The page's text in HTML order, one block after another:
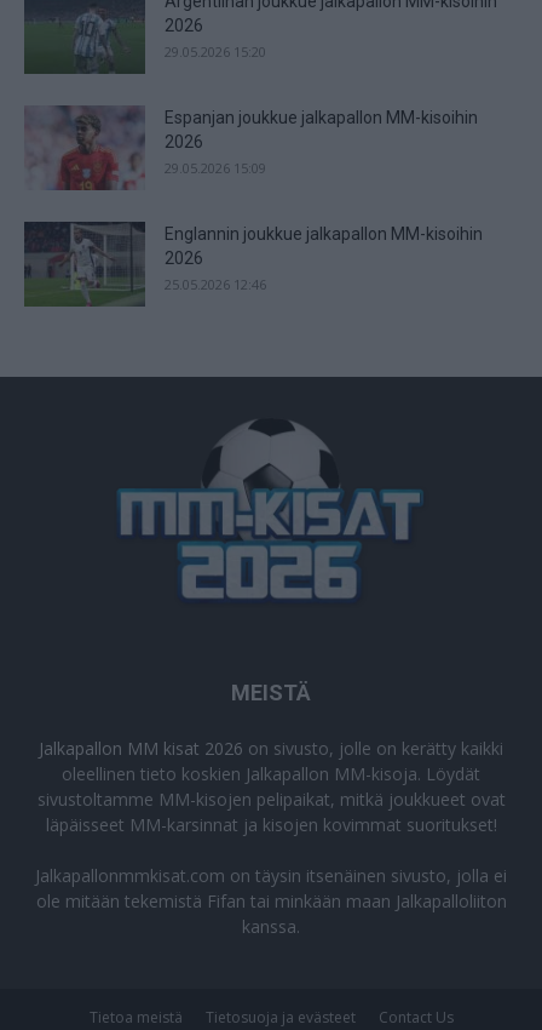
2026
29.05.2026 15:20
Espanjan joukkue jalkapallon MM-kisoihin
2026
29.05.2026 15:09
Englannin joukkue jalkapallon MM-kisoihin
2026
25.05.2026 12:46
MEISTÄ
Jalkapallon MM kisat 2026 on sivusto, jolle on kerätty kaikki
oleellinen tieto koskien Jalkapallon MM-kisoja. Löydät
sivustoltamme MM-kisojen pelipaikat, mitkä joukkueet ovat
läpäisseet MM-karsinnat ja kisojen kovimmat suoritukset!
Jalkapallonmmkisat.com on täysin itsenäinen sivusto, jolla ei
ole mitään tekemistä Fifan tai minkään maan Jalkapalloliiton
kanssa.
Tietoa meistä Tietosuoja ja evästeet Contact Us